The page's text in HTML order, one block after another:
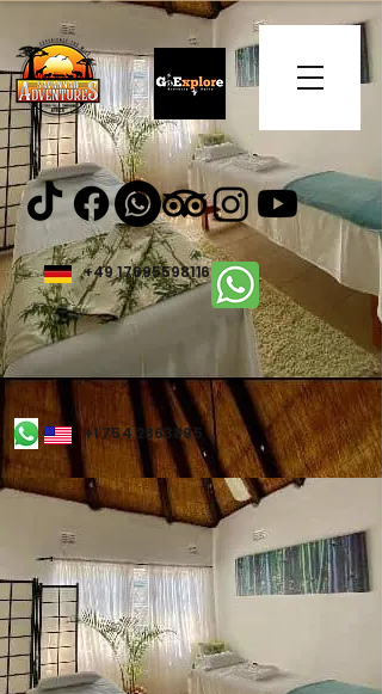
+49 17695598116
+1 754 2863895